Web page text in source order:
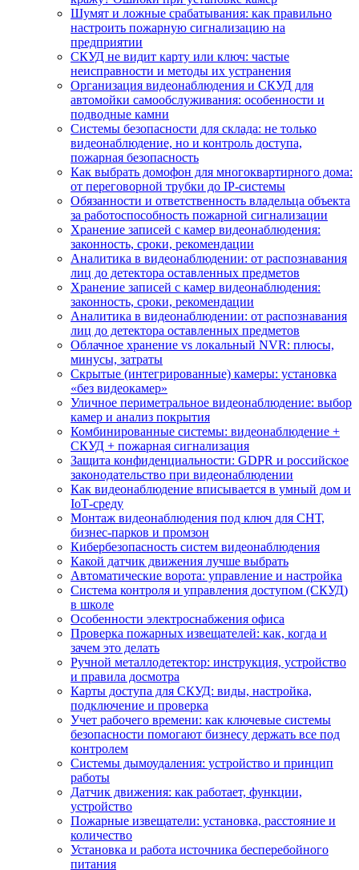
Шумят и ложные срабатывания: как правильно
настроить пожарную сигнализацию на
предприятии
СКУД не видит карту или ключ: частые
неисправности и методы их устранения
Организация видеонаблюдения и СКУД для
автомойки самообслуживания: особенности и
подводные камни
Системы безопасности для склада: не только
видеонаблюдение, но и контроль доступа,
пожарная безопасность
Как выбрать домофон для многоквартирного дома:
от переговорной трубки до IP-системы
Обязанности и ответственность владельца объекта
за работоспособность пожарной сигнализации
Хранение записей с камер видеонаблюдения:
законность, сроки, рекомендации
Аналитика в видеонаблюдении: от распознавания
лиц до детектора оставленных предметов
Хранение записей с камер видеонаблюдения:
законность, сроки, рекомендации
Аналитика в видеонаблюдении: от распознавания
лиц до детектора оставленных предметов
Облачное хранение vs локальный NVR: плюсы,
минусы, затраты
Скрытые (интегрированные) камеры: установка
«без видеокамер»
Уличное периметральное видеонаблюдение: выбор
камер и анализ покрытия
Комбинированные системы: видеонаблюдение +
СКУД + пожарная сигнализация
Защита конфиденциальности: GDPR и российское
законодательство при видеонаблюдении
Как видеонаблюдение вписывается в умный дом и
IoT‑среду
Монтаж видеонаблюдения под ключ для СНТ,
бизнес‑парков и промзон
Кибербезопасность систем видеонаблюдения
Какой датчик движения лучше выбрать
Автоматические ворота: управление и настройка
Система контроля и управления доступом (СКУД)
в школе
Особенности электроснабжения офиса
Проверка пожарных извещателей: как, когда и
зачем это делать
Ручной металлодетектор: инструкция, устройство
и правила досмотра
Карты доступа для СКУД: виды, настройка,
подключение и проверка
Учет рабочего времени: как ключевые системы
безопасности помогают бизнесу держать все под
контролем
Системы дымоудаления: устройство и принцип
работы
Датчик движения: как работает, функции,
устройство
Пожарные извещатели: установка, расстояние и
количество
Установка и работа источника бесперебойного
питания